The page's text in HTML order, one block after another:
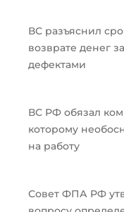
ВС разъяснил
возврате денег
дефектами
ВС РФ обязал
которому
на работу
Совет ФПА РФ